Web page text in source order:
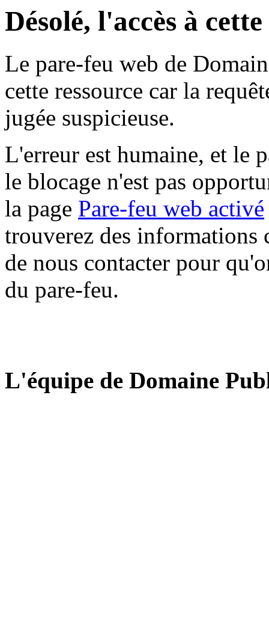
Désolé, l'accès à
Le pare-feu web de
cette ressource car la
jugée suspicieuse.
L'erreur est humaine, et le
le blocage n'est pas
la page Pare-feu web activé
trouverez des informations
de nous contacter pour
du pare-feu.
L'équipe de Domaine